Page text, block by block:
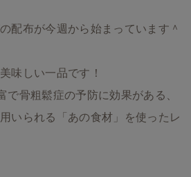
配布が今週から始まっています＾
味しい一品です！
で骨粗鬆症の予防に効果がある、
いられる「あの食材」を使ったレ